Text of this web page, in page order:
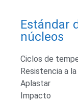
Estándar
núcleos
Ciclos de
Resistencia a
Aplastar
Impacto